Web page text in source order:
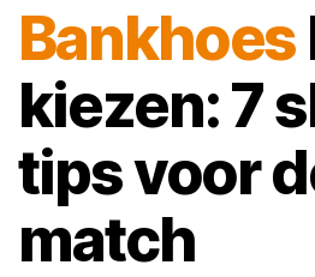
Bankhoes
kiezen: 7
tips voor
match